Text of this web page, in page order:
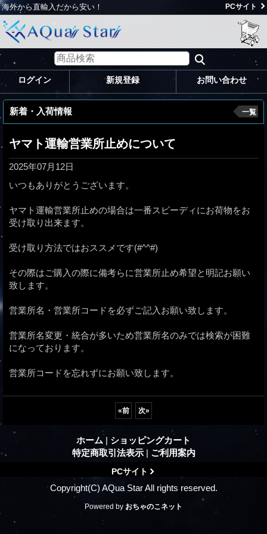
海外から直輸入だから安い！ PCサイト
ログイン 新規登録 お問い合わせ
新着・入荷情報 一覧
ヤマト運輸営業所止めについて
2025年07月12日
いつもありがとうございます。
ヤマト運輸営業所止めの場合は一番スピーディにお荷物をお
受け取り出来ます。
受け取り方法ではおススメです(#^^#)
その際はご購入の際に備考らに営業所止め希望と明記お願い
致します。
営業所名・営業所コードを必ずご記入お願い致します。
営業所名変更・統合が多いため営業所名のみでは検索が困難
になっております。
営業所コードを忘れずにお願い致します。
«前 次»
ホーム | ショッピングカート
特定商取引法表示 | ご利用案内
PCサイト
Copyright(C) AQua Star All rights reserved.
Powered by おちゃのこネット